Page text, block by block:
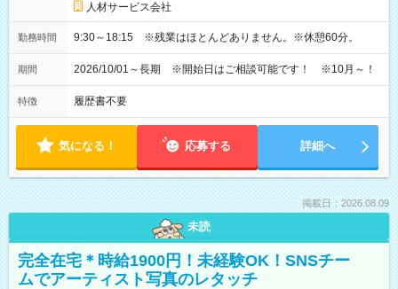
人材サービス会社
勤務時間 9:30～18:15 ※残業はほとんどありません。※休憩60分。
期間 2026/10/01～長期 ※開始日はご相談可能です！ ※10月～！
特徴 履歴書不要
気になる！ 応募する 詳細へ
掲載日：2026.08.09
未読
完全在宅＊時給1900円！未経験OK！SNSチー
ムでアーティスト写真のレタッチ